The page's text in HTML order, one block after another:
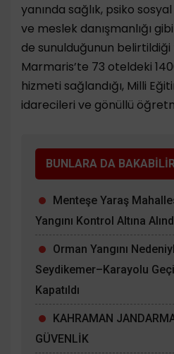
yanında sağlık, psiko
ve meslek danışmanlığı
de sunulduğunun
Marmaris’te 73 oteldeki
hizmeti sağlandığı, Milli
idarecileri ve gönüllü
BUNLARA DA
Menteşe Yaraş
Yangını Kontrol Altına
Orman Yangını
Seydikemer–Karayolu
Kapatıldı
KAHRAMAN
GÜVENLİK